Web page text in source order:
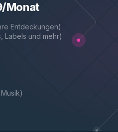
Monat
Entdeckungen)
Labels und mehr)
)